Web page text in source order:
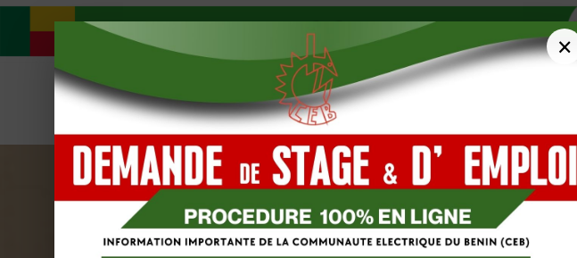
×
La compagnie Activités
DOCUMENTS